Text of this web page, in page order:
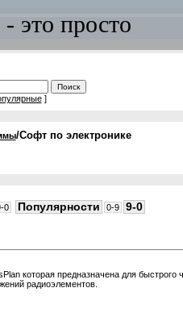
это просто
]
/Софт по электронике
0 Популярности 0-9 9-0
которая предназначена для быстрого
радиоэлементов.